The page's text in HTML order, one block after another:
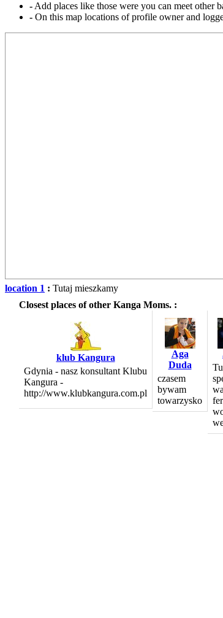
-Add places like those were you can meet other
- On this map locations of profile owner and
location 1 : Tutaj mieszkamy
Closest places of other Kanga Moms. :
klub Kangura
Gdynia - nasz konsultant Klubu
Kangura -
http://www.klubkangura.com.pl
Aga
Duda
czasem
bywam
towarzysko
Tu